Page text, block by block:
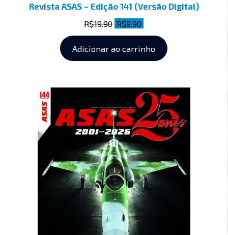
Revista ASAS – Edição 141 (Versão Digital)
R$19.90 R$9.90
Adicionar ao carrinho